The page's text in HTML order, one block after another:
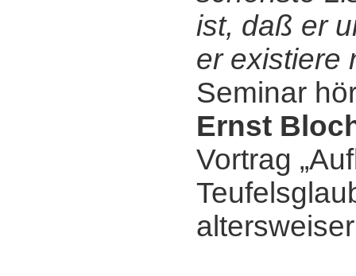
ist, daß er
er existiere
Seminar
Ernst
Vortrag